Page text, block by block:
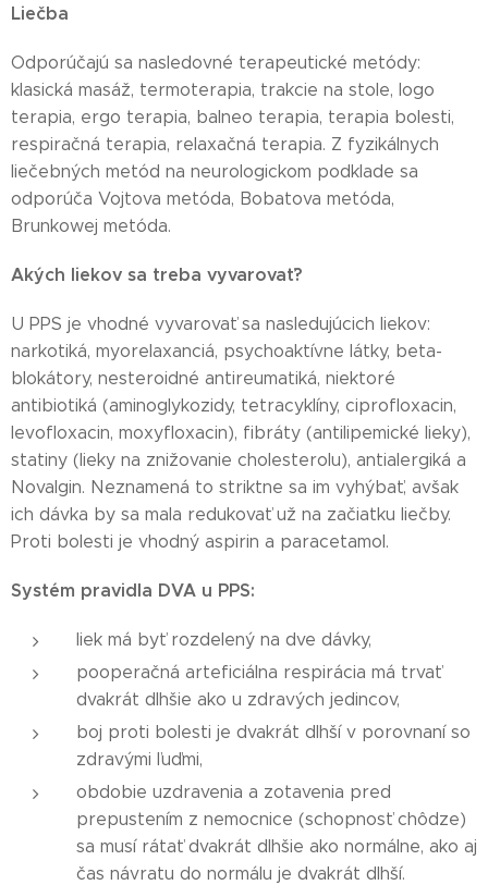
Liečba
Odporúčajú sa nasledovné terapeutické metódy:
klasická masáž, termoterapia, trakcie na stole, logo
terapia, ergo terapia, balneo terapia, terapia bolesti,
respiračná terapia, relaxačná terapia. Z fyzikálnych
liečebných metód na neurologickom podklade sa
odporúča Vojtova metóda, Bobatova metóda,
Brunkowej metóda.
Akých liekov sa treba vyvarovať?
U PPS je vhodné vyvarovať sa nasledujúcich liekov:
narkotiká, myorelaxanciá, psychoaktívne látky, beta-
blokátory, nesteroidné antireumatiká, niektoré
antibiotiká (aminoglykozidy, tetracyklíny, ciprofloxacin,
levofloxacin, moxyfloxacin), fibráty (antilipemické lieky),
statiny (lieky na znižovanie cholesterolu), antialergiká a
Novalgin. Neznamená to striktne sa im vyhýbať, avšak
ich dávka by sa mala redukovať už na začiatku liečby.
Proti bolesti je vhodný aspirin a paracetamol.
Systém pravidla DVA u PPS:
liek má byť rozdelený na dve dávky,
pooperačná arteficiálna respirácia má trvať
dvakrát dlhšie ako u zdravých jedincov,
boj proti bolesti je dvakrát dlhší v porovnaní so
zdravými ľuďmi,
obdobie uzdravenia a zotavenia pred
prepustením z nemocnice (schopnosť chôdze)
sa musí rátať dvakrát dlhšie ako normálne, ako aj
čas návratu do normálu je dvakrát dlhší.